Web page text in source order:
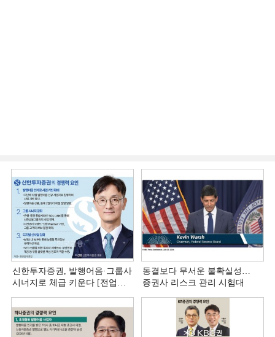
신한투자증권, 발행어음·그룹사
시너지로 체급 키운다 [전업계
동결보다 무서운 불확실성…
증권사 리스크 관리 시험대